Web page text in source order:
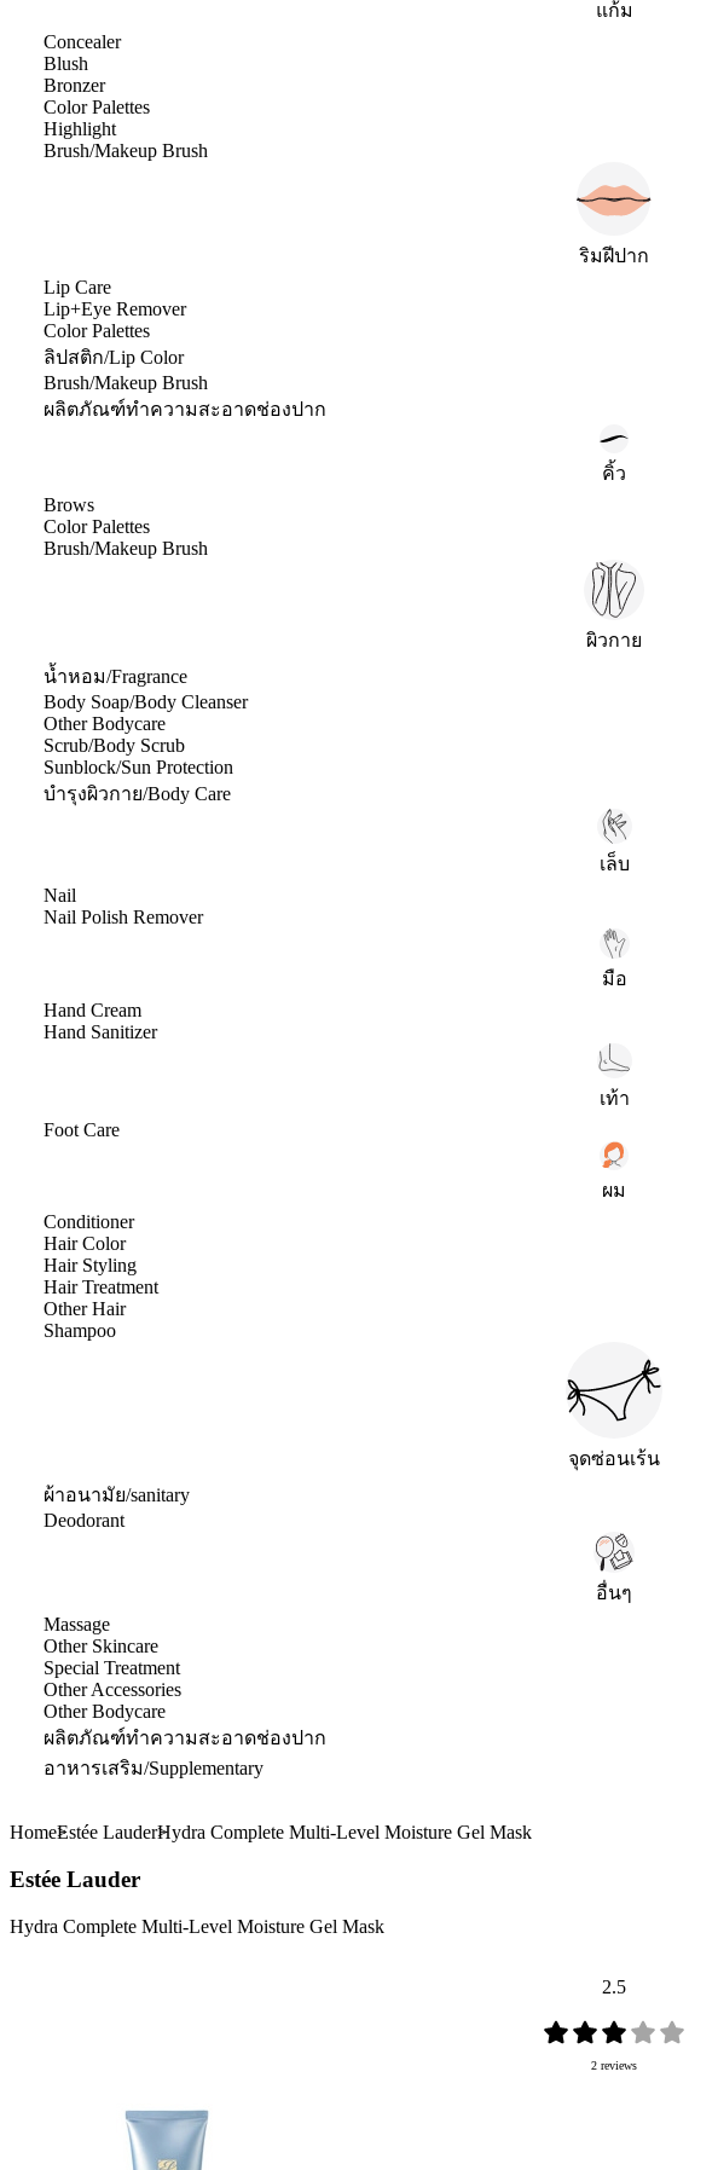
แก้ม
Concealer
Blush
Bronzer
Color Palettes
Highlight
Brush/Makeup Brush
ริมฝีปาก
Lip Care
Lip+Eye Remover
Color Palettes
ลิปสติก/Lip Color
Brush/Makeup Brush
ผลิตภัณฑ์ทำความสะอาดช่องปาก
คิ้ว
Brows
Color Palettes
Brush/Makeup Brush
ผิวกาย
น้ำหอม/Fragrance
Body Soap/Body Cleanser
Other Bodycare
Scrub/Body Scrub
Sunblock/Sun Protection
บำรุงผิวกาย/Body Care
เล็บ
Nail
Nail Polish Remover
มือ
Hand Cream
Hand Sanitizer
เท้า
Foot Care
ผม
Conditioner
Hair Color
Hair Styling
Hair Treatment
Other Hair
Shampoo
จุดซ่อนเร้น
ผ้าอนามัย/sanitary
Deodorant
อื่นๆ
Massage
Other Skincare
Special Treatment
Other Accessories
Other Bodycare
ผลิตภัณฑ์ทำความสะอาดช่องปาก
อาหารเสริม/Supplementary
HomeEstée LauderHydra Complete Multi-Level Moisture Gel Mask
Estée Lauder
Hydra Complete Multi-Level Moisture Gel Mask
2.5
2 reviews